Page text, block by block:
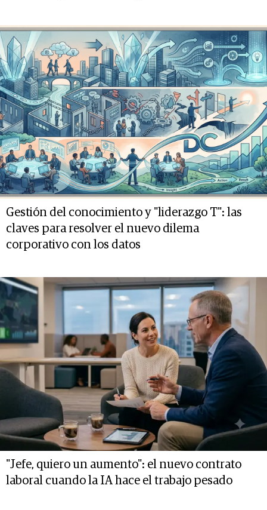
Gestión del conocimiento y "liderazgo T": las
claves para resolver el nuevo dilema
corporativo con los datos
"Jefe, quiero un aumento": el nuevo contrato
laboral cuando la IA hace el trabajo pesado